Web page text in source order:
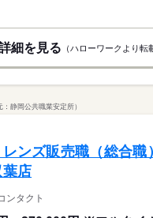
細を見る （ハローワークより転
静岡公共職業安定所）
ンズ販売職（総合職
店
タクト